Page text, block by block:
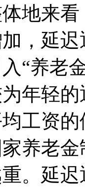
地来
，延
“养老
年轻
工资
养老
。延